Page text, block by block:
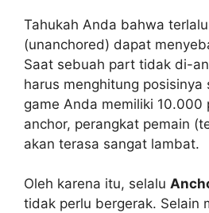
Tahukah Anda bahwa
(unanchored) dapat
Saat sebuah part tidak di-
harus menghitung posisinya
game Anda memiliki
anchor, perangkat pemain
akan terasa sangat lambat.
Oleh karena itu, selalu
tidak perlu bergerak. Selain